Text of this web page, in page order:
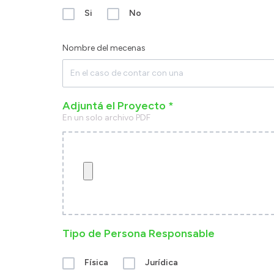
Si No
Nombre del mecenas
Adjuntá el Proyecto *
En un solo archivo PDF
Tipo de Persona Responsable
Física Jurídica